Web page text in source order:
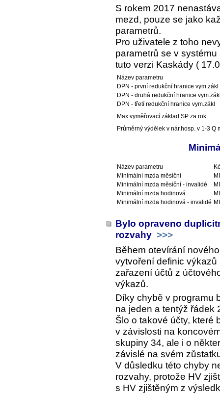
S rokem 2017
mezd, pouze se jako
parametrů.
Pro uživatele z toho
parametrů se v
tuto verzi Kaskády (
Název parametru
DPN - první redukční hranice vym.zákl
DPN - druhá redukční hranice
DPN - třetí redukční hranice vym.zákl
Max.vyměřovací základ SP za rok
Průměrný výdělek v nár.hosp. v 1-3 Q
Název parametru
Minimální mzda měsíční
Minimální mzda měsíční - invalidé
Minimální mzda hodinová
Minimální mzda hodinová - invalidé
Bylo opraveno
rozvahy >>>
Během otevírání
vytvoření definic
zařazení účtů z
výkazů.
Díky chybě v programu
na jeden a tentýž řádek
Šlo o takové účty, které
v závislosti na
skupiny 34, ale i o
závislé na svém
V důsledku této chyby
rozvahy, protože HV
s HV zjištěným z